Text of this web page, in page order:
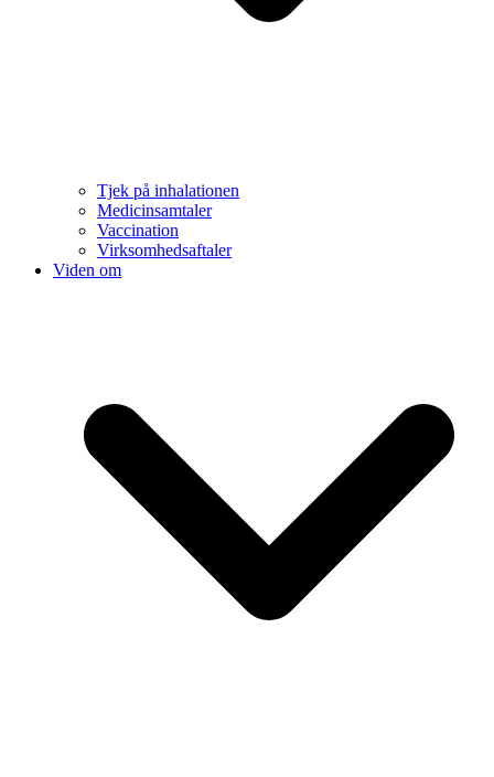
Tjek på inhalationen
Medicinsamtaler
Vaccination
Virksomhedsaftaler
Viden om